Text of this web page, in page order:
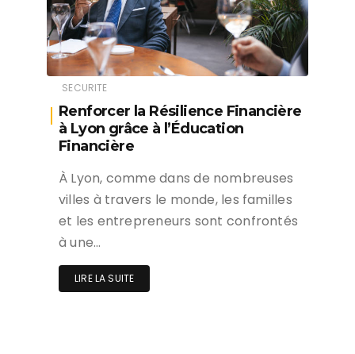
SECURITE
Renforcer la Résilience Financière
à Lyon grâce à l’Éducation
Financière
À Lyon, comme dans de nombreuses
villes à travers le monde, les familles
et les entrepreneurs sont confrontés
à une…
LIRE LA SUITE